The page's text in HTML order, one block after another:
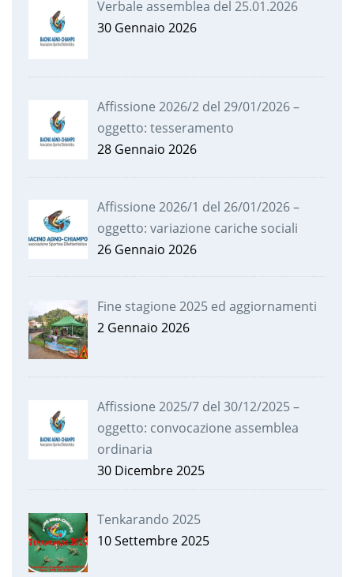
Verbale assemblea del 25.01.2026
30 Gennaio 2026
Affissione 2026/2 del 29/01/2026 –
oggetto: tesseramento
28 Gennaio 2026
Affissione 2026/1 del 26/01/2026 –
oggetto: variazione cariche sociali
26 Gennaio 2026
Fine stagione 2025 ed aggiornamenti
2 Gennaio 2026
Affissione 2025/7 del 30/12/2025 –
oggetto: convocazione assemblea
ordinaria
30 Dicembre 2025
Tenkarando 2025
10 Settembre 2025